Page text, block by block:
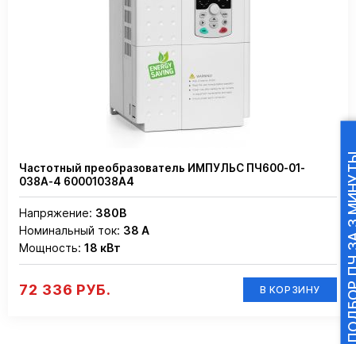
Частотный преобразователь ИМПУЛЬС ПЧ600-01-
038А-4 60001038А4
Напряжение: 380В
Номинальный ток: 38 А
Мощность: 18 кВт
72 336 РУБ. В КОРЗИНУ ПОДБОР